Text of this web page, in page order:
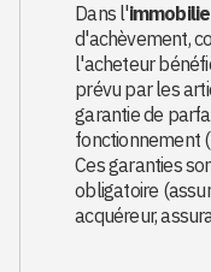
Dans l'
d'achèvement,
l'acheteur
prévu par les
garantie de
fonctionnement
Ces garanties
obligatoire
acquéreur,